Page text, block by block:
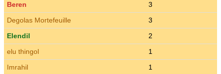
Beren
3
Degolas Mortefeuille
3
Elendil
2
elu thingol
1
Imrahil
1